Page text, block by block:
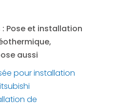
Pose et installation
,
aussi
pour installation
de